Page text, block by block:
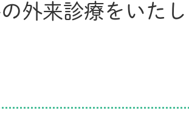
外来診療をいたし